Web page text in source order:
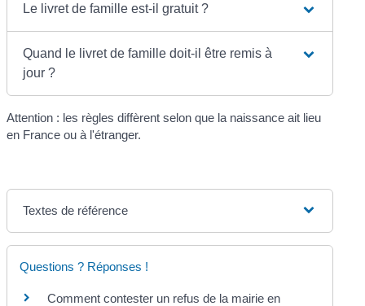
Le livret de famille est-il gratuit ?
Quand le livret de famille doit-il être remis à
jour ?
Attention : les règles diffèrent selon que la naissance ait lieu
en France ou à l'étranger.
Textes de référence
Questions ? Réponses !
Comment contester un refus de la mairie en